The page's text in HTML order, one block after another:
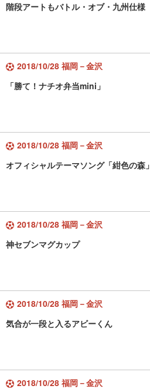
階段アートもバトル・オブ・九州仕様
2018/10/28 福岡－金沢
「勝て！ナチオ弁当mini」
2018/10/28 福岡－金沢
オフィシャルテーマソング「紺色の森」
2018/10/28 福岡－金沢
神セブンマグカップ
2018/10/28 福岡－金沢
気合が一段と入るアビーくん
2018/10/28 福岡－金沢